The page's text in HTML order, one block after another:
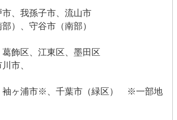
、我孫子市、流山市
）、守谷市（南部）
飾区、江東区、墨田区
市、
ヶ浦市※、千葉市（緑区） ※一部地